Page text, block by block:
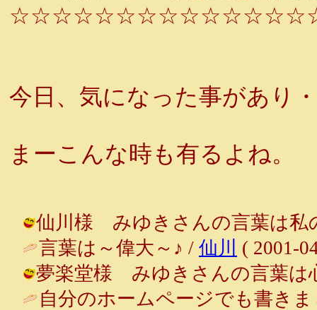
今日、気になった事があり
まーこんな時も有るよね。
仙川様 みゆきさんの言葉は私
言葉は～偉大～♪ / 仙川
( 2001-
夢楽堂様 みゆきさんの言葉は
自分のホームページでも書き